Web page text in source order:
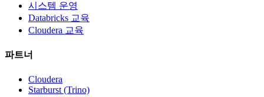
시스템 운영
Databricks 교육
Cloudera 교육
파트너
Cloudera
Starburst (Trino)